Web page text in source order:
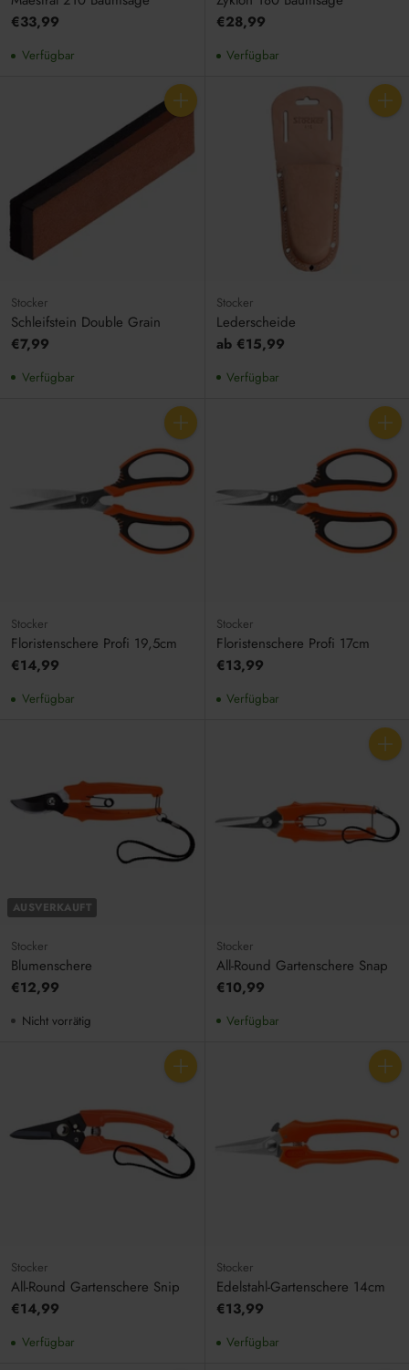
€33,99
Verfügbar
€28,99
Verfügbar
Anzahl
Stocker
Schleifstein Double Grain
€7,99
Verfügbar
Anzahl
Stocker
Lederscheide
ab €15,99
Verfügbar
Anzahl
Stocker
Floristenschere Profi 19,5cm
€14,99
Verfügbar
Anzahl
Stocker
Floristenschere Profi 17cm
€13,99
Verfügbar
AUSVERKAUFT
Stocker
Blumenschere
€12,99
Nicht vorrätig
Anzahl
Stocker
All-Round Gartenschere Snap
€10,99
Verfügbar
Anzahl
Stocker
All-Round Gartenschere Snip
€14,99
Verfügbar
Anzahl
Stocker
Edelstahl-Gartenschere 14cm
€13,99
Verfügbar